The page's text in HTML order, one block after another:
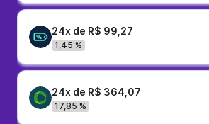
24x de R$ 99,27
1,45 %
24x de R$ 364,07
17,85 %